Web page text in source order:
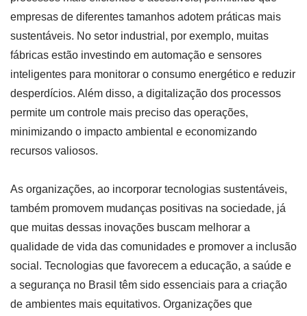
empresas de diferentes tamanhos adotem práticas mais
sustentáveis. No setor industrial, por exemplo, muitas
fábricas estão investindo em automação e sensores
inteligentes para monitorar o consumo energético e reduzir
desperdícios. Além disso, a digitalização dos processos
permite um controle mais preciso das operações,
minimizando o impacto ambiental e economizando
recursos valiosos.
As organizações, ao incorporar tecnologias sustentáveis,
também promovem mudanças positivas na sociedade, já
que muitas dessas inovações buscam melhorar a
qualidade de vida das comunidades e promover a inclusão
social. Tecnologias que favorecem a educação, a saúde e
a segurança no Brasil têm sido essenciais para a criação
de ambientes mais equitativos. Organizações que